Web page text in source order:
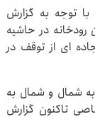
توجه به گزارش
رودخانه در حاشیه
ای از توقف در
شمال و شمال به
تاکنون گزارش